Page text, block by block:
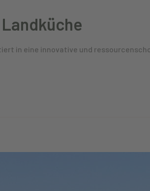
in eine innovative und